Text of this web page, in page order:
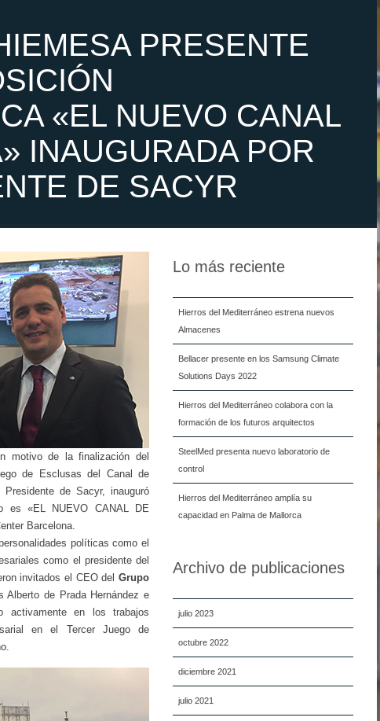
PRESENTE
«EL NUEVO CANAL
INAUGURADA POR
DE SACYR
Lo más reciente
Hierros del Mediterráneo estrena nuevos
Almacenes
Bellacer presente en los Samsung Climate
Solutions Days 2022
Hierros del Mediterráneo colabora con la
formación de los futuros arquitectos
SteelMed presenta nuevo laboratorio de
control
Hierros del Mediterráneo amplía su
capacidad en Palma de Mallorca
Archivo de publicaciones
julio 2023
octubre 2022
diciembre 2021
julio 2021
motivo de la finalización del
de Esclusas del Canal de
de Sacyr, inauguró
es «EL NUEVO CANAL DE
Barcelona.
políticas como el
como el presidente del
invitados el CEO del Grupo
de Prada Hernández e
activamente en los trabajos
en el Tercer Juego de